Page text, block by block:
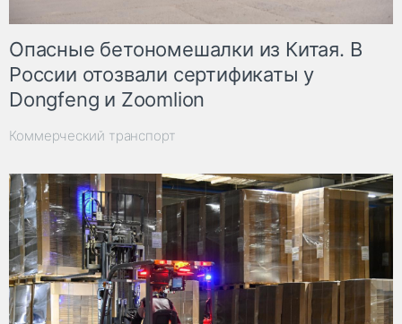
Опасные бетономешалки из Китая. В
России отозвали сертификаты у
Dongfeng и Zoomlion
Коммерческий транспорт